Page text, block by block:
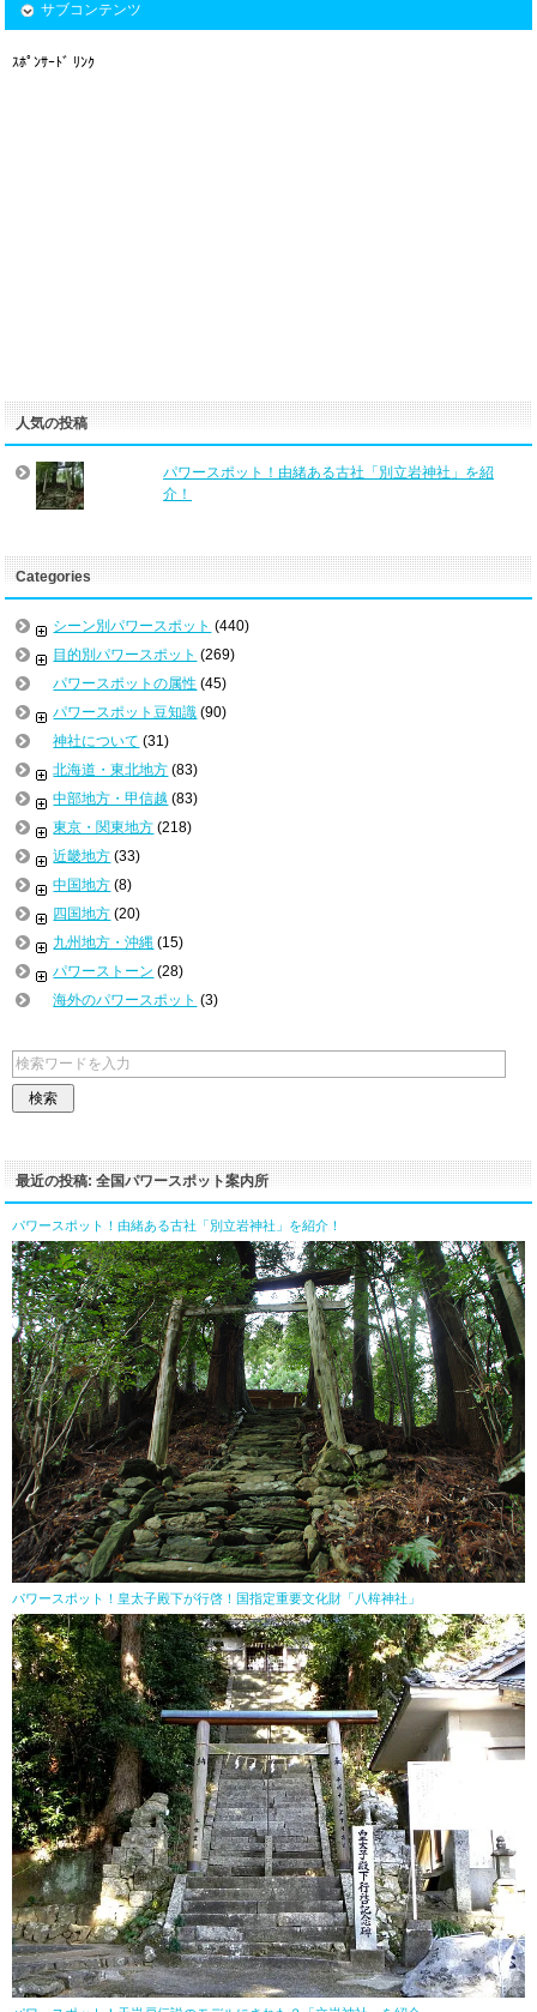
サブコンテンツ
ｽﾎﾟﾝｻｰﾄﾞ ﾘﾝｸ
人気の投稿
パワースポット！由緒ある古社「別立岩神社」を紹
介！
Categories
シーン別パワースポット (440)
目的別パワースポット (269)
パワースポットの属性 (45)
パワースポット豆知識 (90)
神社について (31)
北海道・東北地方 (83)
中部地方・甲信越 (83)
東京・関東地方 (218)
近畿地方 (33)
中国地方 (8)
四国地方 (20)
九州地方・沖縄 (15)
パワーストーン (28)
海外のパワースポット (3)
最近の投稿: 全国パワースポット案内所
パワースポット！由緒ある古社「別立岩神社」を紹介！
パワースポット！皇太子殿下が行啓！国指定重要文化財「八桙神社」